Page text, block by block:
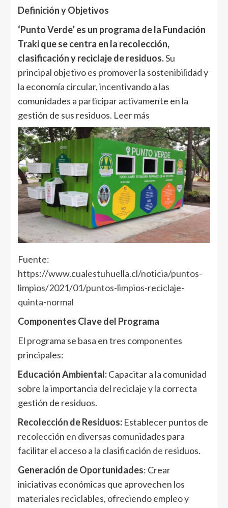
Definición y Objetivos
‘Punto Verde’ es un programa de la Fundación
Traki que se centra en la recolección,
clasificación y reciclaje de residuos.Su
principal objetivo es promover la sostenibilidad y
la economía circular, incentivando a las
comunidades a participar activamente en la
gestión de sus residuos. Leer más
Fuente:
https://www.cualestuhuella.cl/noticia/puntos-
limpios/2021/01/puntos-limpios-reciclaje-
quinta-normal
Componentes Clave del Programa
El programa se basa en tres componentes
principales:
Educación Ambiental:Capacitar a la comunidad
sobre la importancia del reciclaje y la correcta
gestión de residuos.
Recolección de Residuos: Establecer puntos de
recolección en diversas comunidades para
facilitar el acceso a la clasificación de residuos.
Generación de Oportunidades: Crear
iniciativas económicas que aprovechen los
materiales reciclables, ofreciendo empleo y